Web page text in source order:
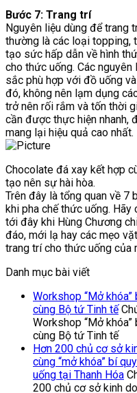
Bước 7: Trang trí
Nguyên liệu dùng để trang
thường là các loại topping,
tạo sức hấp dẫn về hình
cho thức uống. Các
sắc phù hợp với đồ uống
đó, không nên lạm dụng
trở nên rối rắm và tốn thời
cần được thực hiện nhanh,
mang lại hiệu quả cao nhất.
Chocolate đá xay kết hợp
tạo nên sự hài hòa.
Trên đây là tổng quan về 7
khi pha chế thức uống.
tới đây khi Hùng Chương
đáo, mới lạ hay các mẹo
trang trí cho thức uống của
Danh mục bài viết
Workshop “Mở
cùng Bộ tứ Tinh tế
Workshop “Mở
cùng Bộ tứ Tinh tế
Hơn 200 chủ cơ sở
cùng “mở khóa” bí
uống tại Thanh Hóa
200 chủ cơ sở kinh